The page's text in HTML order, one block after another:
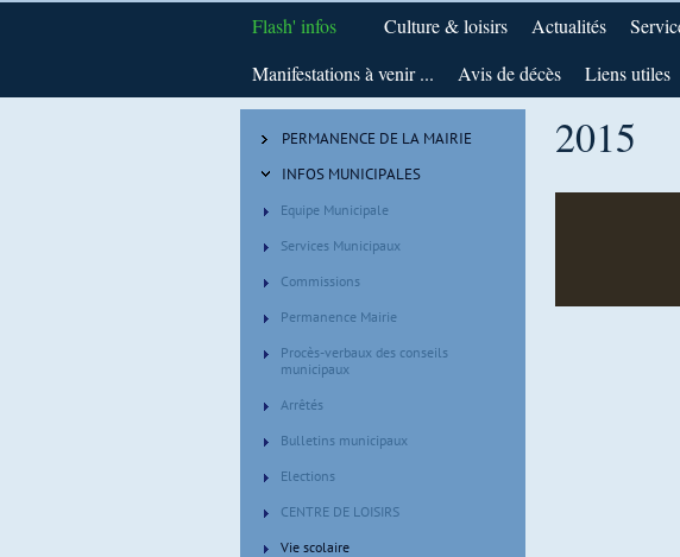
Flash' infos Culture & loisirs Actualités
Manifestations à venir ...
Avis de décès Liens utiles
PERMANENCE DE LA MAIRIE
INFOS MUNICIPALES
Equipe Municipale
Services Municipaux
Commissions
Permanence Mairie
Procès-verbaux des conseils
municipaux
Arrêtés
Bulletins municipaux
Elections
CENTRE DE LOISIRS
Vie scolaire
2015